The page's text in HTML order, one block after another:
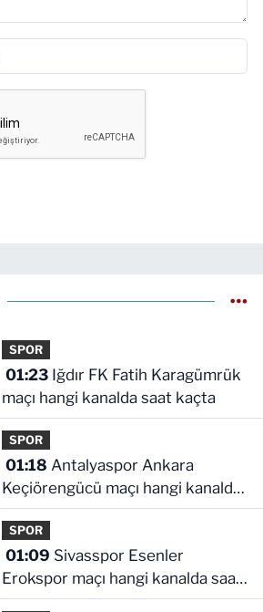
SPOR
01:23Iğdır FK Fatih Karagümrük
maçı hangi kanalda saat kaçta
SPOR
01:18
Keçiörengücü maçı hangi kanalda
saat kaçta
SPOR
01:09
Erokspor maçı hangi kanalda saat
kaçta